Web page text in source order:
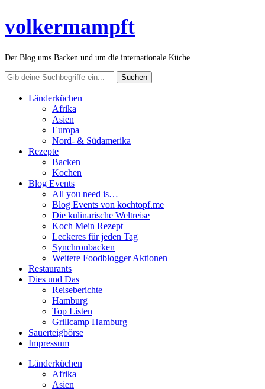
volkermampft
Der Blog ums Backen und um die internationale Küche
Länderküchen
Afrika
Asien
Europa
Nord- & Südamerika
Rezepte
Backen
Kochen
Blog Events
All you need is…
Blog Events von kochtopf.me
Die kulinarische Weltreise
Koch Mein Rezept
Leckeres für jeden Tag
Synchronbacken
Weitere Foodblogger Aktionen
Restaurants
Dies und Das
Reiseberichte
Hamburg
Top Listen
Grillcamp Hamburg
Sauerteigbörse
Impressum
Länderküchen
Afrika
Asien